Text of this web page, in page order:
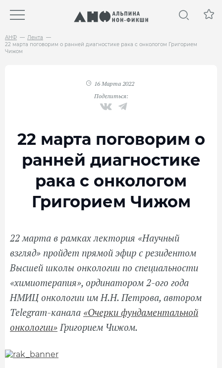
АНФ
Лента
22 марта поговорим о ранней диагностике рака с онкологом Григорием
Чижом
16 Марта 2022
Поделиться:
22 марта поговорим о
ранней диагностике
рака с онкологом
Григорием Чижом
22 марта в рамках лектория «Научный
взгляд» пройдет прямой эфир с резидентом
Высшей школы онкологии по специальности
«химиотерапия», ординатором 2-ого года
НМИЦ онкологии им Н.Н. Петрова, автором
Telegram-канала «Очерки фундаментальной
онкологии»Григорием Чижом.